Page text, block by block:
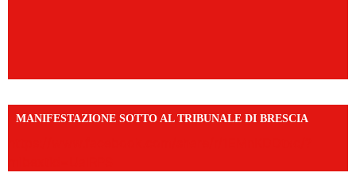
MANIFESTAZIONE SOTTO AL TRIBUNALE DI BRESCIA